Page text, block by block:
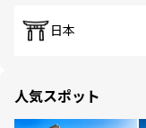
日本
人気スポット